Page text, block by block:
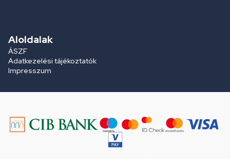
Aloldalak
ÁSZF
Adatkezelési tájékoztatók
Impresszum